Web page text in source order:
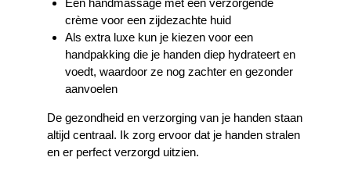
crème voor een zijdezachte huid
Als extra luxe kun je kiezen voor een
handpakking die je handen diep hydrateert en
voedt, waardoor ze nog zachter en gezonder
aanvoelen
De gezondheid en verzorging van je handen staan
altijd centraal. Ik zorg ervoor dat je handen stralen
en er perfect verzorgd uitzien.